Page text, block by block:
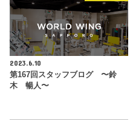
2023.6.10
第167回スタッフブログ 〜鈴
木 暢人〜